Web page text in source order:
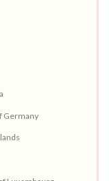
Germany